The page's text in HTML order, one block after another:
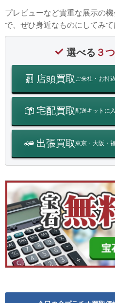
プレビューなど貴重な展示の
で、ぜひ身近なものにしてみて
選べる ３つ
店頭買取 ご来社・お持
宅配買取配送キットに
出張買取東京・大阪・